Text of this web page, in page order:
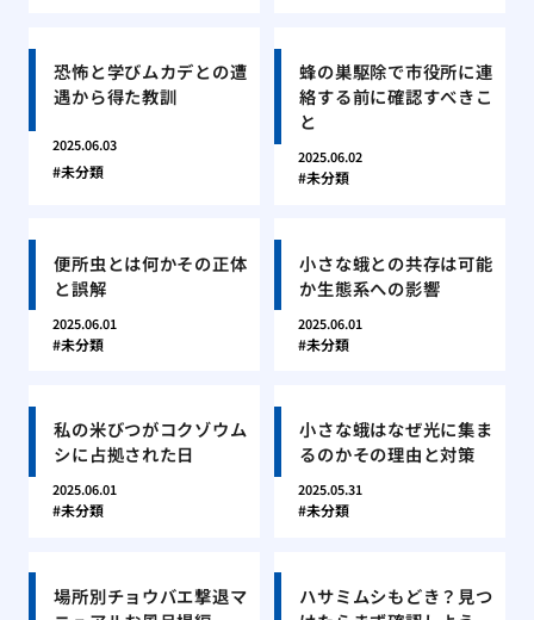
恐怖と学びムカデとの遭
遇から得た教訓
2025.06.03
未分類
蜂の巣駆除で市役所に連
絡する前に確認すべきこ
と
2025.06.02
未分類
便所虫とは何かその正体
と誤解
2025.06.01
未分類
小さな蛾との共存は可能
か生態系への影響
2025.06.01
未分類
私の米びつがコクゾウム
シに占拠された日
2025.06.01
未分類
小さな蛾はなぜ光に集ま
るのかその理由と対策
2025.05.31
未分類
場所別チョウバエ撃退マ
ハサミムシもどき？見つ